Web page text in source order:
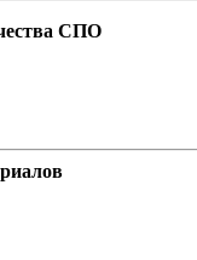
СПО